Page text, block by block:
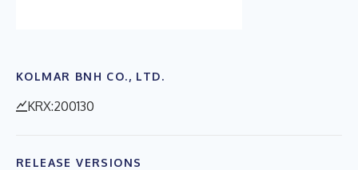
KOLMAR BNH CO., LTD.
KRX:200130
RELEASE VERSIONS